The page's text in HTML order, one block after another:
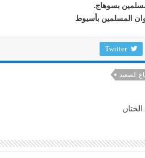
بسوهاج.
المسلمين بأسيوط
Twitter
الصعيد